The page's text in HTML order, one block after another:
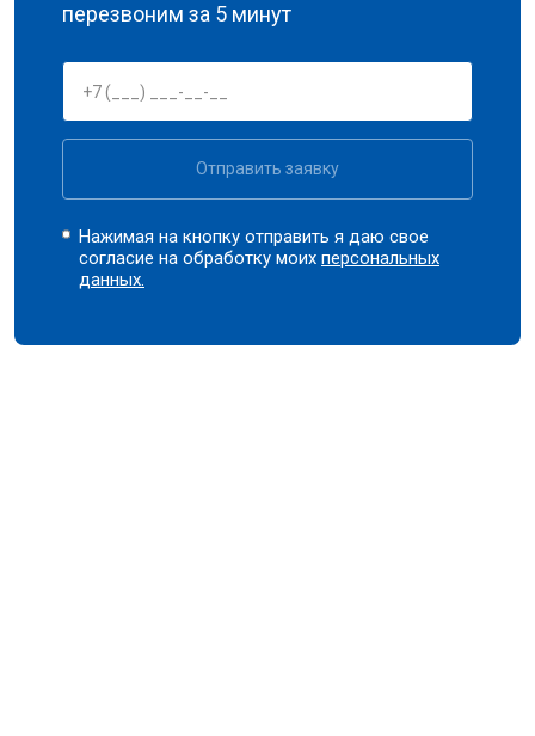
перезвоним за 5 минут
Отправить заявку
Нажимая на кнопку отправить я даю свое
согласие на обработку моихперсональных
данных.